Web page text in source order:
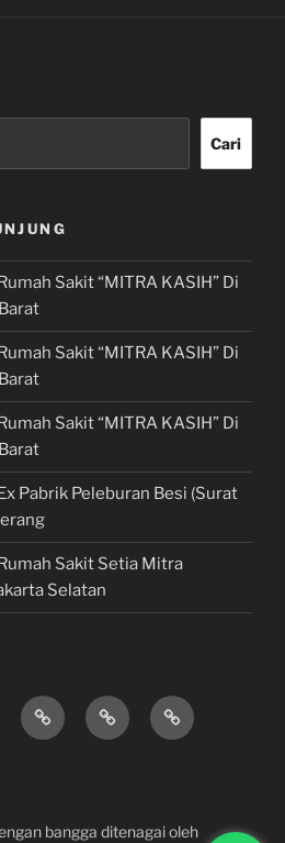
Cari
Sakit “MITRA KASIH” Di
Sakit “MITRA KASIH” Di
Sakit “MITRA KASIH” Di
Pabrik Peleburan Besi (Surat
Sakit Setia Mitra
Selatan
LAHAN
/
KONSULTAN
PROPERTY
JUAL,
BELI
MOBIL
bangga ditenagai oleh